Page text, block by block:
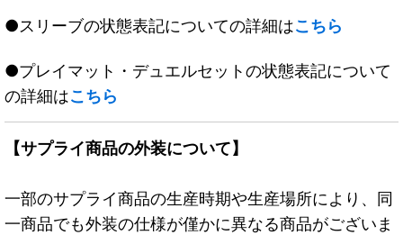
●スリーブの状態表記についての詳細はこちら
●プレイマット・デュエルセットの状態表記について
の詳細はこちら
【サプライ商品の外装について】
一部のサプライ商品の生産時期や生産場所により、同
一商品でも外装の仕様が僅かに異なる商品がございま